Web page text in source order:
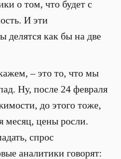
о том, что будет с
И эти
делятся как бы на две
– это то, что мы
Ну, после 24 февраля
до этого тоже,
месяц, цены росли.
спрос
аналитики говорят: